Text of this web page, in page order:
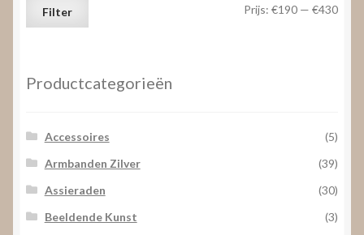
Min.
Max.
Filter Prijs: €190 — €430
Productcategorieën
Accessoires
(5)
Armbanden Zilver
(39)
Assieraden
(30)
Beeldende Kunst
(3)